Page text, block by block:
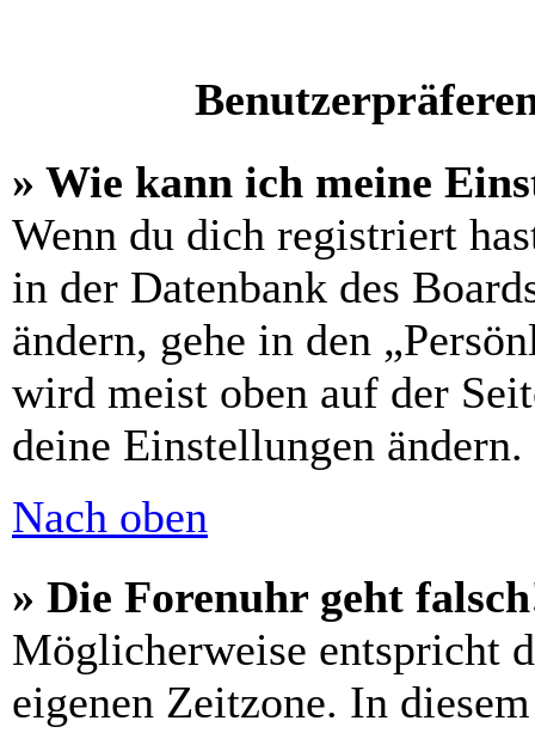
» Wie kann ich meine
Wenn du dich registriert
in der Datenbank des
ändern, gehe in den
wird meist oben auf der
deine Einstellungen ändern.
Nach oben
» Die Forenuhr geht
Möglicherweise entspricht
eigenen Zeitzone. In